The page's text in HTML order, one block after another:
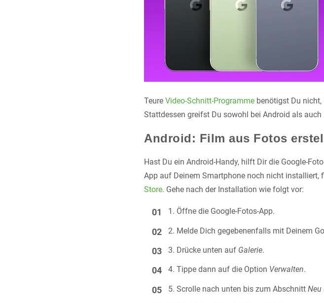
Teure Video-Schnitt-Programme benötigst Du
Stattdessen greifst Du sowohl bei Android als
Android: Film aus Fotos
Hast Du ein Android-Handy, hilft Dir die Google-
App auf Deinem Smartphone noch nicht installiert,
Store. Gehe nach der Installation wie folgt vor:
Öffne die Google-Fotos-App.
Melde Dich gegebenenfalls mit Deinem
Drücke unten auf Galerie.
Tippe dann auf die Option Verwalten.
Scrolle nach unten bis zum AbschnittNeu